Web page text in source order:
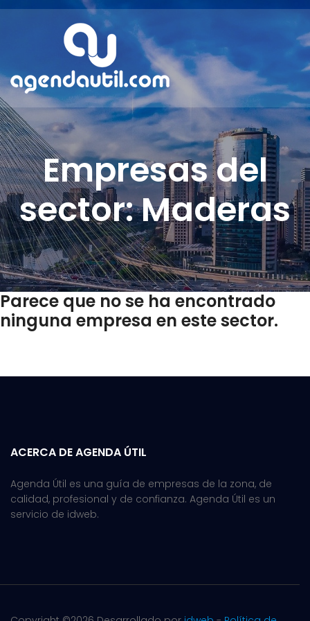
Empresas del
sector: Maderas
Parece que no se ha encontrado
ninguna empresa en este sector.
ACERCA DE AGENDA ÚTIL
Agenda Útil es una guía de empresas de la zona, de
calidad, profesional y de confianza. Agenda Útil es un
servicio de idweb.